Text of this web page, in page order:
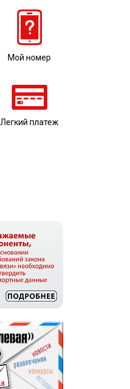
Мой номер
Легкий платеж